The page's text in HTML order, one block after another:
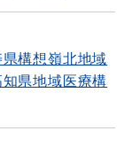
構想嶺北地域
県地域医療構